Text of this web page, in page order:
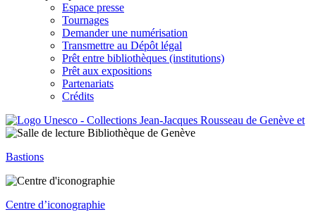
Espace presse
Tournages
Demander une numérisation
Transmettre au Dépôt légal
Prêt entre bibliothèques (institutions)
Prêt aux expositions
Partenariats
Crédits
Bastions
Centre d’iconographie